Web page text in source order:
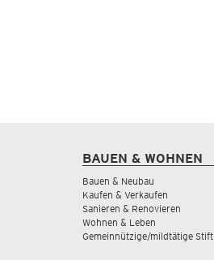
BAUEN & WOHNEN
Bauen & Neubau
Kaufen & Verkaufen
Sanieren & Renovieren
Wohnen & Leben
Gemeinnützige/mildtätige